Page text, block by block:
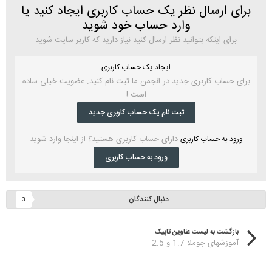
برای ارسال نظر یک حساب کاربری ایجاد کنید یا
وارد حساب خود شوید
برای اینکه بتوانید نظر ارسال کنید نیاز دارید که کاربر سایت شوید
ایجاد یک حساب کاربری
برای حساب کاربری جدید در انجمن ما ثبت نام کنید. عضویت خیلی ساده
است !
ثبت نام یک حساب کاربری جدید
ورود به حساب کاربری دارای حساب کاربری هستید؟ از اینجا وارد شوید
ورود به حساب کاربری
دنبال کنندگان 3
بازگشت به لیست عناوین تاپیک
آموزشهای جوملا 1.7 و 2.5